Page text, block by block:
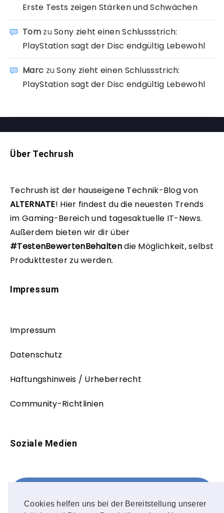
Cookies helfen uns bei der Bereitstellung unserer
Erste Tests zeigen Stärken und Schwächen
TomzuSony zieht einen Schlussstrich:
PlayStation sagt der Disc endgültig Lebewohl
Marc zuSony zieht einen Schlussstrich:
PlayStation sagt der Disc endgültig Lebewohl
Über Techrush
Techrush ist der hauseigene Technik-Blog von
ALTERNATE! Hier findest du die neuesten Trends
im Gaming-Bereich und tagesaktuelle IT-News.
Außerdem bieten wir dir über
#TestenBewertenBehaltendie Möglichkeit, selbst
Produkttester zu werden.
Impressum
Impressum
Datenschutz
Haftungshinweis / Urheberrecht
Community-Richtlinien
Soziale Medien
FOLLOW ME!